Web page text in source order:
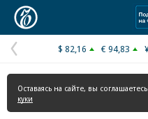
Предыдущая
страница
$ 82,16 € 94,83
Оставаясь на сайте, вы
куки